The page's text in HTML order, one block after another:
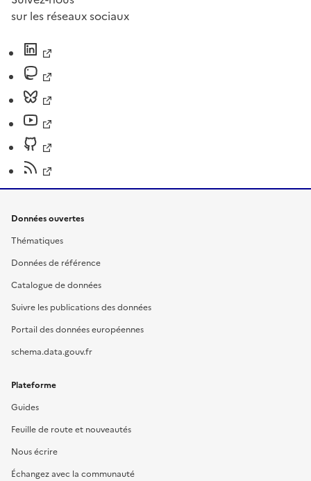
sur les réseaux sociaux
Données ouvertes
Thématiques
Données de référence
Catalogue de données
Suivre les publications des données
Portail des données européennes
schema.data.gouv.fr
Plateforme
Guides
Feuille de route et nouveautés
Nous écrire
Échangez avec la communauté